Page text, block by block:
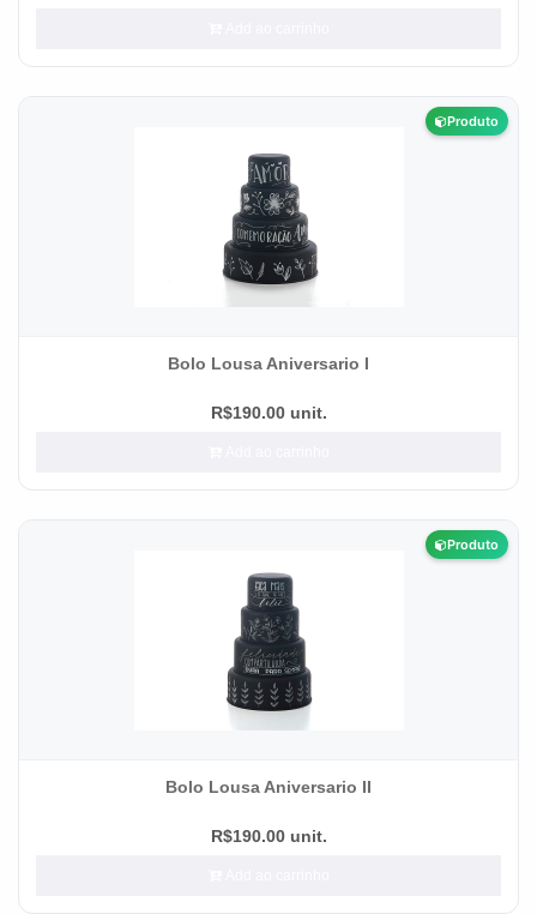
Produto
Bolo Lousa Aniversario I
R$190.00 unit.
Produto
Bolo Lousa Aniversario II
R$190.00 unit.